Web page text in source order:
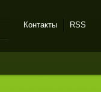
Контакты RSS